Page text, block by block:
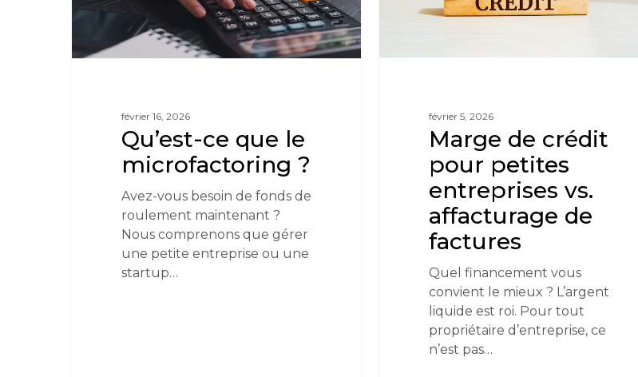
février 16, 2026
Qu’est-ce que le
microfactoring ?
Avez-vous besoin de fonds de
roulement maintenant ?
Nous comprenons que gérer
une petite entreprise ou une
startup…
février 5, 2026
Marge de crédit
pour petites
entreprises vs.
affacturage de
factures
Quel financement vous
convient le mieux ? L’argent
liquide est roi. Pour tout
propriétaire d’entreprise, ce
n’est pas…